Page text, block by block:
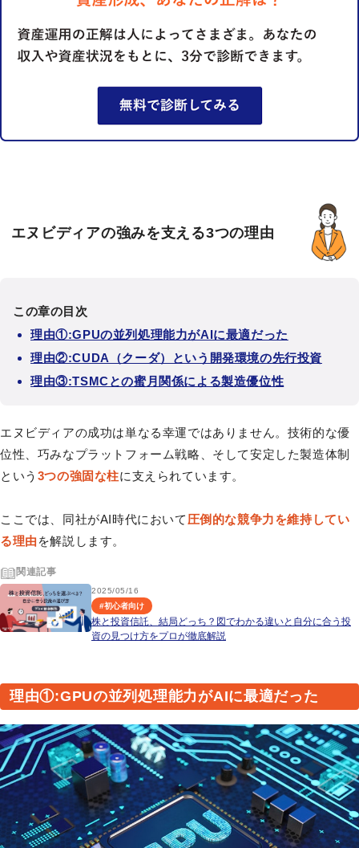
エヌビディアの強みを支える3つの理由
この章の目次
理由①:GPUの並列処理能力がAIに最適だった
理由②:CUDA（クーダ）という開発環境の先行投資
理由③:TSMCとの蜜月関係による製造優位性
エヌビディアの成功は単なる幸運ではありません。技術的な優
位性、巧みなプラットフォーム戦略、そして安定した製造体制
という 3つの強固な柱に支えられています。
ここでは、同社がAI時代において 圧倒的な競争力を維持してい
る理由 を解説します。
関連記事
2025/05/16
#初心者向け
株と投資信託、結局どっち？図でわかる違いと自分に合う投
資の見つけ方をプロが徹底解説
理由①:GPUの並列処理能力がAIに最適だった